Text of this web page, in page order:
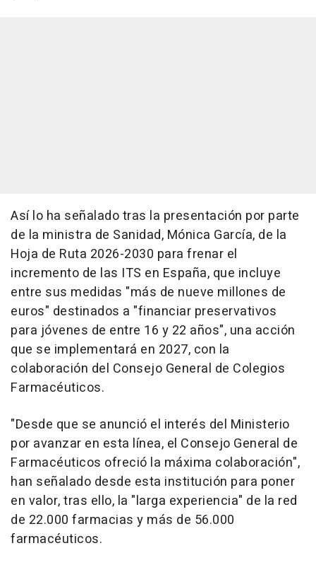
Así lo ha señalado tras la presentación por parte
de la ministra de Sanidad, Mónica García, de la
Hoja de Ruta 2026-2030 para frenar el
incremento de las ITS en España, que incluye
entre sus medidas "más de nueve millones de
euros" destinados a "financiar preservativos
para jóvenes de entre 16 y 22 años", una acción
que se implementará en 2027, con la
colaboración del Consejo General de Colegios
Farmacéuticos.
"Desde que se anunció el interés del Ministerio
por avanzar en esta línea, el Consejo General de
Farmacéuticos ofreció la máxima colaboración",
han señalado desde esta institución para poner
en valor, tras ello, la "larga experiencia" de la red
de 22.000 farmacias y más de 56.000
farmacéuticos.